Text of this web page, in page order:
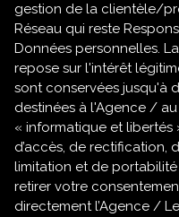
gestion de la clientèle/
Réseau qui reste
Données personnelles.
repose sur l'intérêt
sont conservées jusqu'à
destinées à l'Agence /
« informatique et libertés
d’accès, de rectification,
limitation et de
retirer votre
directement l’Agence /